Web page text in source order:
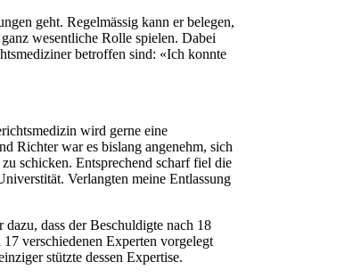
geht. Regelmässig kann er belegen,
wesentliche Rolle spielen. Dabei
betroffen sind: «Ich konnte
wird gerne eine
Richter war es bislang angenehm, sich
schicken. Entsprechend scharf fiel die
Verlangten meine Entlassung
dass der Beschuldigte nach 18
verschiedenen Experten vorgelegt
stützte dessen Expertise.